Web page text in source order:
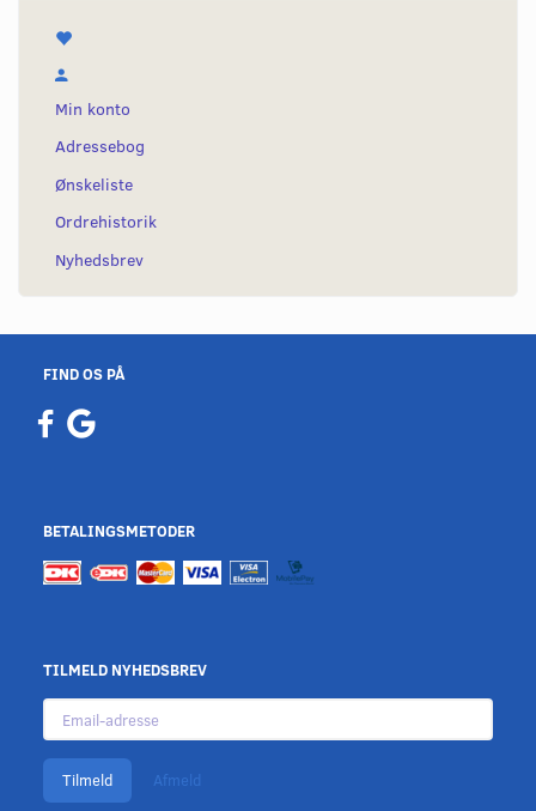
Min konto
Adressebog
Ønskeliste
Ordrehistorik
Nyhedsbrev
FIND OS PÅ
BETALINGSMETODER
TILMELD NYHEDSBREV
Email-
adresse
Tilmeld Afmeld